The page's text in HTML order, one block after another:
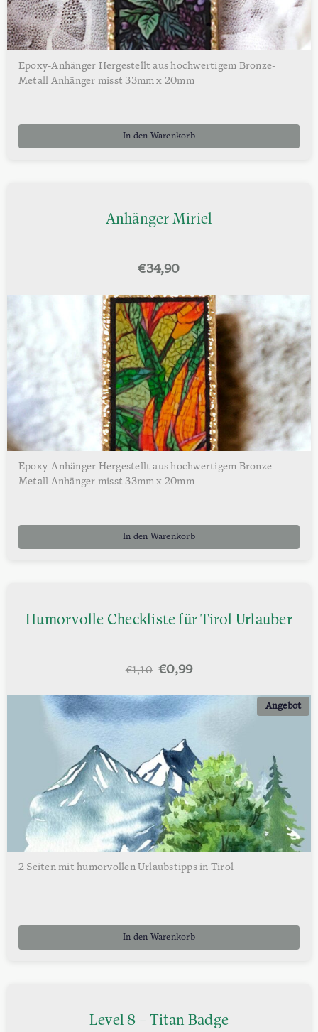
Epoxy-Anhänger Hergestellt aus hochwertigem Bronze-
Metall Anhänger misst 33mm x 20mm
In den Warenkorb
Anhänger Miriel
€34,90
Epoxy-Anhänger Hergestellt aus hochwertigem Bronze-
Metall Anhänger misst 33mm x 20mm
In den Warenkorb
Humorvolle Checkliste für Tirol Urlauber
€1,10 Ursprünglicher
war:
€1,10
€0,99Aktueller
ist:
Angebot
2 Seiten mit humorvollen Urlaubstipps in Tirol
In den Warenkorb
Level 8 – Titan Badge